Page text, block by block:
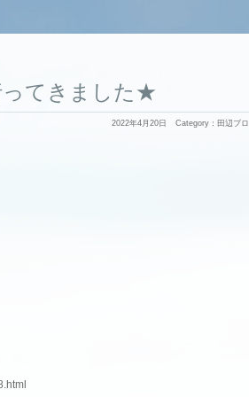
てきました★
2022年4月20日 Category： 田辺ブ